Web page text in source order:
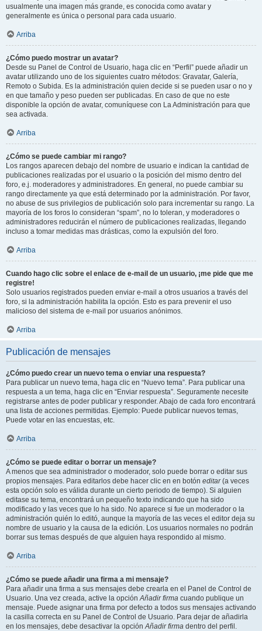
usualmente una imagen más grande, es conocida como avatar y
generalmente es única o personal para cada usuario.
Arriba
¿Cómo puedo mostrar un avatar?
Desde su Panel de Control de Usuario, haga clic en “Perfil” puede añadir un
avatar utilizando uno de los siguientes cuatro métodos: Gravatar, Galería,
Remoto o Subida. Es la administración quien decide si se pueden usar o no y
en que tamaño y peso pueden ser publicadas. En caso de que no este
disponible la opción de avatar, comuníquese con La Administración para que
sea activada.
Arriba
¿Cómo se puede cambiar mi rango?
Los rangos aparecen debajo del nombre de usuario e indican la cantidad de
publicaciones realizadas por el usuario o la posición del mismo dentro del
foro, e.j. moderadores y administradores. En general, no puede cambiar su
rango directamente ya que está determinado por la administración. Por favor,
no abuse de sus privilegios de publicación solo para incrementar su rango. La
mayoría de los foros lo consideran “spam”, no lo toleran, y moderadores o
administradores reducirán el número de publicaciones realizadas, llegando
incluso a tomar medidas mas drásticas, como la expulsión del foro.
Arriba
Cuando hago clic sobre el enlace de e-mail de un usuario, ¡me pide que me
registre!
Solo usuarios registrados pueden enviar e-mail a otros usuarios a través del
foro, si la administración habilita la opción. Esto es para prevenir el uso
malicioso del sistema de e-mail por usuarios anónimos.
Arriba
Publicación de mensajes
¿Cómo puedo crear un nuevo tema o enviar una respuesta?
Para publicar un nuevo tema, haga clic en “Nuevo tema”. Para publicar una
respuesta a un tema, haga clic en “Enviar respuesta”. Seguramente necesite
registrarse antes de poder publicar y responder. Abajo de cada foro encontrará
una lista de acciones permitidas. Ejemplo: Puede publicar nuevos temas,
Puede votar en las encuestas, etc.
Arriba
¿Cómo se puede editar o borrar un mensaje?
A menos que sea administrador o moderador, solo puede borrar o editar sus
propios mensajes. Para editarlos debe hacer clic en en botón editar(a veces
esta opción solo es válida durante un cierto periodo de tiempo). Si alguien
editase su tema, encontrará un pequeño texto indicando que ha sido
modificado y las veces que lo ha sido. No aparece si fue un moderador o la
administración quién lo editó, aunque la mayoría de las veces el editor deja su
nombre de usuario y la causa de la edición. Los usuarios normales no podrán
borrar sus temas después de que alguien haya respondido al mismo.
Arriba
¿Cómo se puede añadir una firma a mi mensaje?
Para añadir una firma a sus mensajes debe crearla en el Panel de Control de
Usuario. Una vez creada, active la opciónAñadir firma cuando publique un
mensaje. Puede asignar una firma por defecto a todos sus mensajes activando
la casilla correcta en su Panel de Control de Usuario. Para dejar de añadirla
en los mensajes, debe desactivar la opciónAñadir firma dentro del perfil.